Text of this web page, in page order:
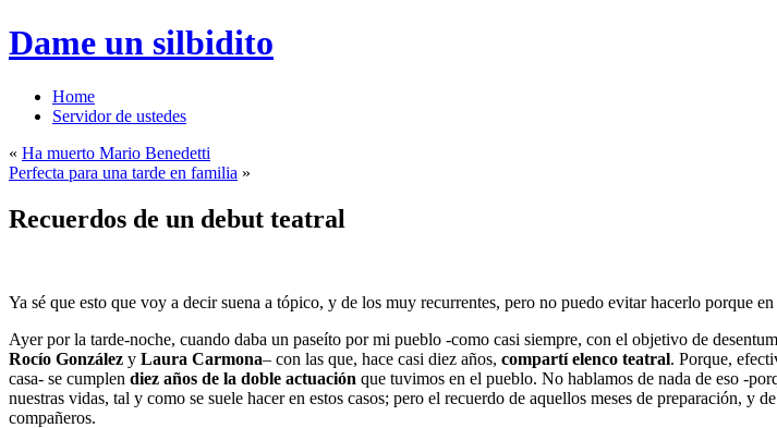
Dame un silbidito
Home
Servidor de ustedes
« Ha muerto Mario Benedetti
Perfecta para una tarde en familia »
Recuerdos de un debut teatral
Ya sé que esto que voy a decir suena a tópico, y de los muy recurrentes, pero no puedo evitar hacerlo porque
Ayer por la tarde-noche, cuando daba un paseíto por mi pueblo -como casi siempre, con el objetivo de
Rocío González y Laura Carmona– con las que, hace casi diez años, compartí elenco teatral. Porque,
casa- se cumplen diez años de la doble actuación que tuvimos en el pueblo. No hablamos de nada de eso -
nuestras vidas, tal y como se suele hacer en estos casos; pero el recuerdo de aquellos meses de preparación,
compañeros.